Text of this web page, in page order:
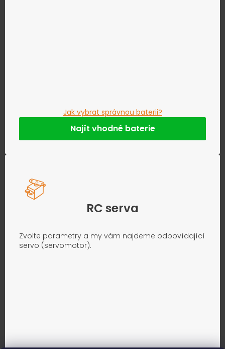
Jak vybrat správnou baterii?
Najít vhodné baterie
RC serva
Zvolte parametry a my vám najdeme odpovídající
servo (servomotor).